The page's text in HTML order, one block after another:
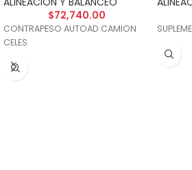
$72,740.00
CONTRAPESO AUTOAD CAMION
CELES